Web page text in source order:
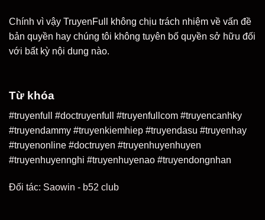
Chính vì vậy TruyenFull không chịu trách nhiệm về vấn đề
bản quyền hay chúng tôi không tuyên bố quyền sở hữu đối
với bất kỳ nội dung nào.
Từ khóa
#truyenfull #doctruyenfull #truyenfullcom #truyencanhky
#truyendammy #truyenkiemhiep #truyendasu #truyenhay
#truyenonline #doctruyen #truyenhuyenhuyen
#truyenhuyennghi #truyenhuyenao #truyendongnhan
Đối tác: Saowin - b52 club